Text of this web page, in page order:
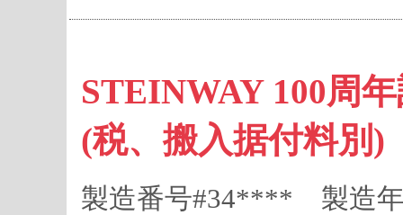
STEINWAY 100周
(税、搬入据付料別)
製造番号#34**** 製造年